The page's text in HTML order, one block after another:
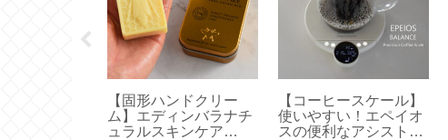
【固形ハンドクリー
ム】エディンバラナチ
ュラルスキンケア
【コーヒースケール】
使いやすい！エペイオ
スの便利なアシストモ